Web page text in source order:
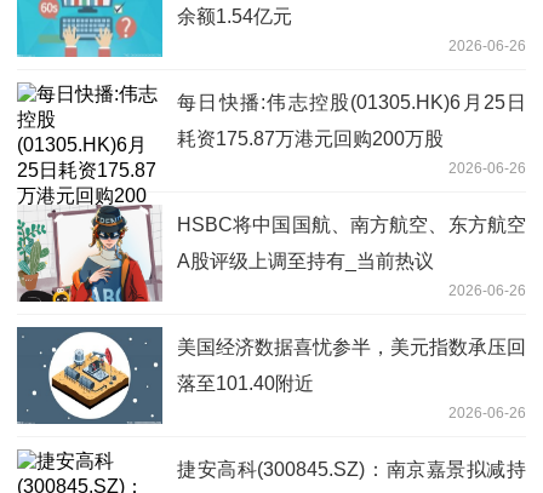
余额1.54亿元
2026-06-26
每日快播:伟志控股(01305.HK)6月25日
耗资175.87万港元回购200万股
2026-06-26
HSBC将中国国航、南方航空、东方航空
A股评级上调至持有_当前热议
2026-06-26
美国经济数据喜忧参半，美元指数承压回
落至101.40附近
2026-06-26
捷安高科(300845.SZ)：南京嘉景拟减持